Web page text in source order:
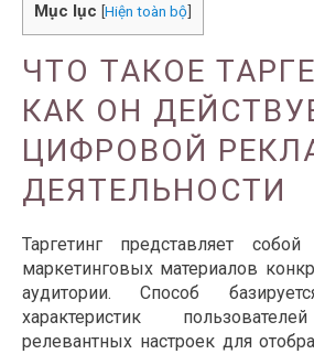
Mục lục [Hiện toàn bộ]
ЧТО ТАКОЕ
КАК ОН
ЦИФРОВОЙ
ДЕЯТЕЛЬНОСТИ
Таргетинг представляет
маркетинговых материалов
аудитории. Способ
характеристик
релевантных настроек для